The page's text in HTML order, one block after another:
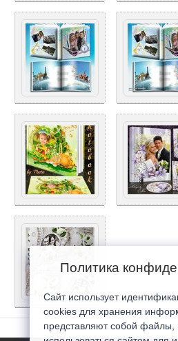
Политика
Сайт использует
cookies для хранения
представляют собой файлы,